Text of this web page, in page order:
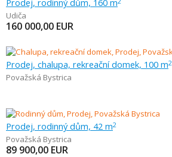
Prodej, rodinný dům, 160 m
Udiča
160 000,00 EUR
Prodej, chalupa, rekreační domek, 100 m2
Považská Bystrica
Prodej, rodinný dům, 42 m2
Považská Bystrica
89 900,00 EUR